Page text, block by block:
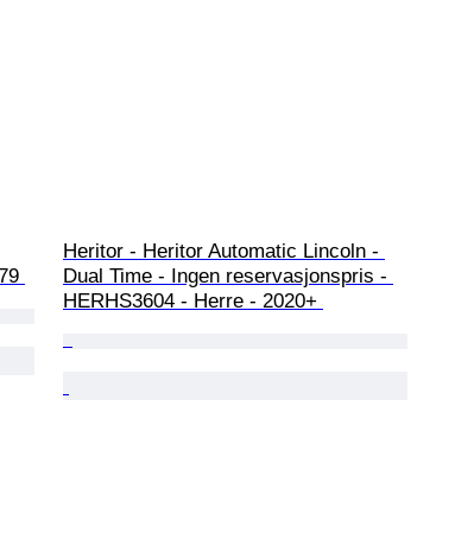
Heritor - Heritor Automatic Lincoln -
Dual Time - Ingen reservasjonspris -
HERHS3604 - Herre - 2020+